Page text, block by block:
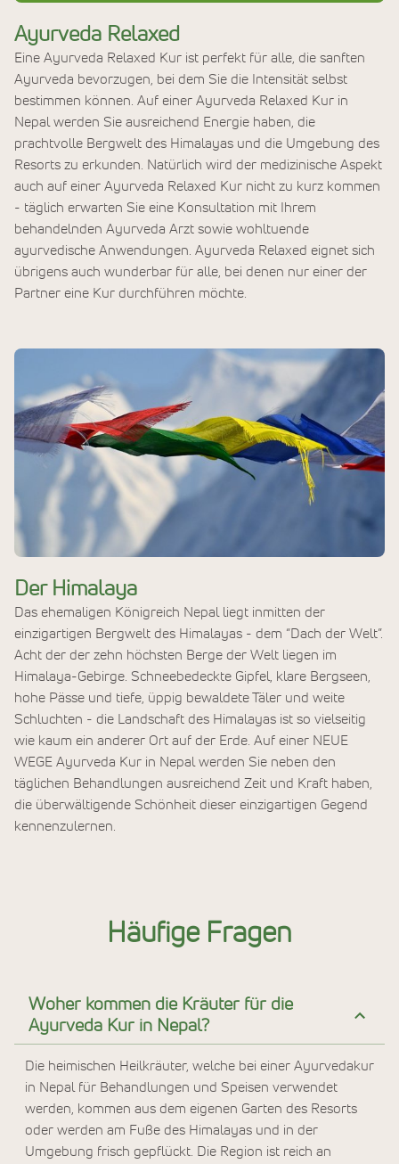
Ayurveda Relaxed
Eine Ayurveda Relaxed Kur ist perfekt für alle, die sanften
Ayurveda bevorzugen, bei dem Sie die Intensität selbst
bestimmen können. Auf einer Ayurveda Relaxed Kur in
Nepal werden Sie ausreichend Energie haben, die
prachtvolle Bergwelt des Himalayas und die Umgebung des
Resorts zu erkunden. Natürlich wird der medizinische Aspekt
auch auf einer Ayurveda Relaxed Kur nicht zu kurz kommen
- täglich erwarten Sie eine Konsultation mit Ihrem
behandelnden Ayurveda Arzt sowie wohltuende
ayurvedische Anwendungen. Ayurveda Relaxed eignet sich
übrigens auch wunderbar für alle, bei denen nur einer der
Partner eine Kur durchführen möchte.
Der Himalaya
Das ehemaligen Königreich Nepal liegt inmitten der
einzigartigen Bergwelt des Himalayas - dem “Dach der Welt”.
Acht der der zehn höchsten Berge der Welt liegen im
Himalaya-Gebirge. Schneebedeckte Gipfel, klare Bergseen,
hohe Pässe und tiefe, üppig bewaldete Täler und weite
Schluchten - die Landschaft des Himalayas ist so vielseitig
wie kaum ein anderer Ort auf der Erde. Auf einer NEUE
WEGE Ayurveda Kur in Nepal werden Sie neben den
täglichen Behandlungen ausreichend Zeit und Kraft haben,
die überwältigende Schönheit dieser einzigartigen Gegend
kennenzulernen.
Häufige Fragen
Woher kommen die Kräuter für die
Ayurveda Kur in Nepal?
Die heimischen Heilkräuter, welche bei einer Ayurvedakur
in Nepal für Behandlungen und Speisen verwendet
werden, kommen aus dem eigenen Garten des Resorts
oder werden am Fuße des Himalayas und in der
Umgebung frisch gepflückt. Die Region ist reich an